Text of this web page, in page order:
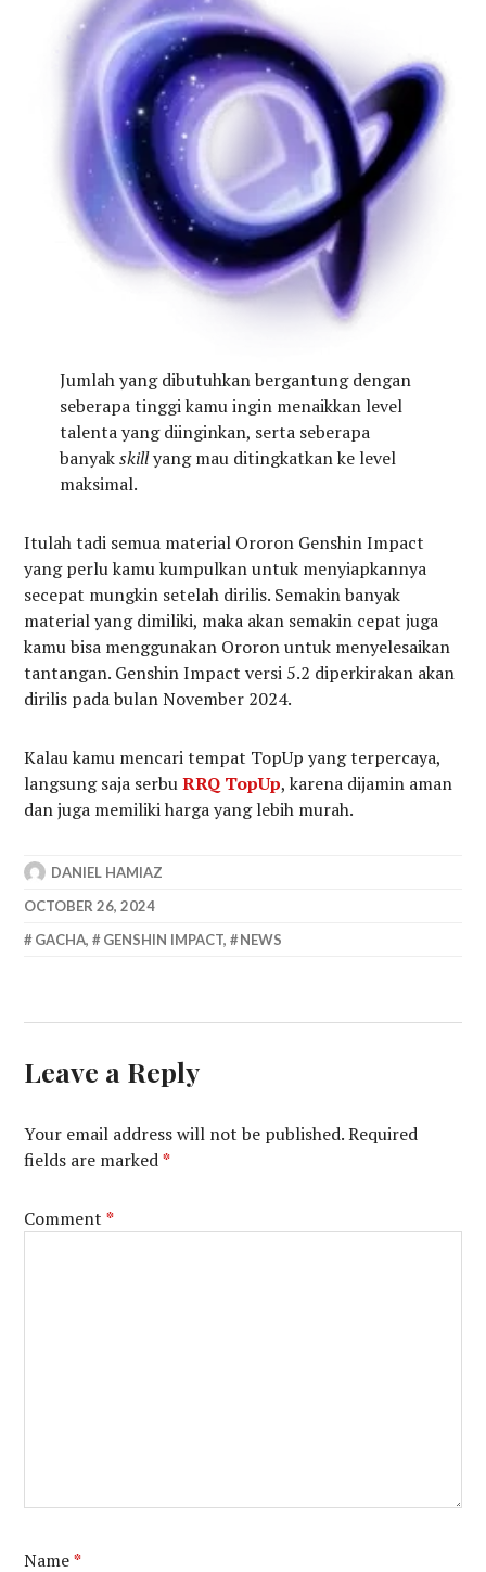
Jumlah yang dibutuhkan bergantung dengan
seberapa tinggi kamu ingin menaikkan level
talenta yang diinginkan, serta seberapa
banyakskillyang mau ditingkatkan ke level
maksimal.
Itulah tadi semua material Ororon Genshin Impact
yang perlu kamu kumpulkan untuk menyiapkannya
secepat mungkin setelah dirilis. Semakin banyak
material yang dimiliki, maka akan semakin cepat juga
kamu bisa menggunakan Ororon untuk menyelesaikan
tantangan. Genshin Impact versi 5.2 diperkirakan akan
dirilis pada bulan November 2024.
Kalau kamu mencari tempat TopUp yang terpercaya,
langsung saja serbuRRQ TopUp, karena dijamin aman
dan juga memiliki harga yang lebih murah.
DANIEL HAMIAZ
OCTOBER 26, 2024
GACHA, GENSHIN IMPACT, NEWS
Leave a Reply
Your email address will not be published. Required
fields are marked*
Comment*
Name*